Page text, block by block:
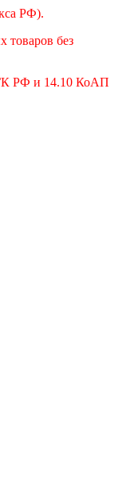
РФ).
товаров без
ГК РФ и 14.10 КоАП